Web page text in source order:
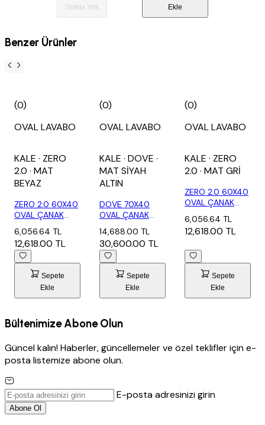
Stokta Yok
Ekle
Benzer Ürünler
(0)
OVAL LAVABO
KALE · ZERO
2.0 · MAT
BEYAZ
ZERO 2.0 60X40
OVAL ÇANAK
BEY...
6,056.64 TL
12,618.00 TL
Sepete
Ekle
(0)
OVAL LAVABO
KALE · DOVE ·
MAT SİYAH
ALTIN
DOVE 70X40
OVAL ÇANAK
SİYAH -...
14,688.00 TL
30,600.00 TL
Sepete
Ekle
(0)
OVAL LAVABO
KALE · ZERO
2.0 · MAT GRİ
ZERO 2.0 60X40
OVAL ÇANAK
6,056.64 TL
12,618.00 TL
Sepete
Ekle
Bültenimize Abone Olun
Güncel kalın! Haberler, güncellemeler ve özel teklifler için e-
posta listemize abone olun.
E-posta adresinizi girin
Abone Ol